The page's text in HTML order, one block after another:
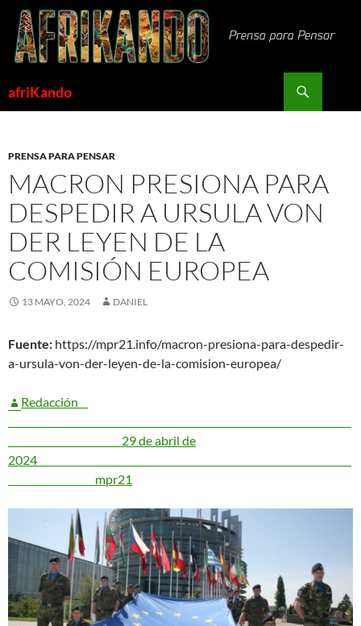
Saltar
contenido
afriKando
PRENSA PARA PENSAR
MACRON PRESIONA PARA
DESPEDIR A URSULA VON
DER LEYEN DE LA
COMISIÓN EUROPEA
13 MAYO, 2024 DANIEL
Fuente: https://mpr21.info/macron-presiona-para-despedir-
a-ursula-von-der-leyen-de-la-comision-europea/
Redacción
29 de abril de
2024
mpr21